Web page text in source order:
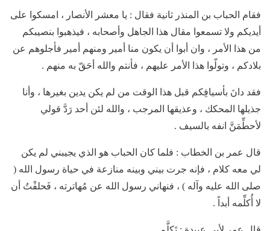
فقام الحباب بن المنذر ثانية فقال : يا معشر الأنصار ، امسكوا على
أيديكم ولا تسمعوا مقال هذا الجاهل وأصحابه ، فيذهبوا بنصيبكم
من هذا الأمر ، وان أبوا أن يكون منا أمير ومنهم أمير فأجلوهم عن
بلادكم ، وتولّوا هذا الأمر عليهم ، فأنتم والله أحَقّ به منهم .
فقد دانَ بأسيافِكم قبل هذا الوقت من لم يكن يدين بغيرها ، وأنا
جذيلها المحكك ، وعذيقها المرجب ، والله لئن أحد رَدَّ قولي
لأحطِّمَنَّ انفه بالسيف .
قال عمر بن الخطاب : فلما كان الحباب هو الذي يجيبني لم يكن
لي معه كلام ، فإنه جرت بيني وبينه منازعة في حياة رسول الله (
صلى الله عليه وآله ) ، فنهاني رسول الله عن مُهاترته ، فَحلفْتُ أن
لا أُكلِّمه أبداً .